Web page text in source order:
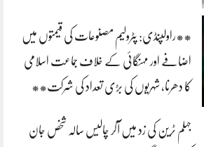
**راولپنڈی: پٹرولیم مصنوعات کی قیمتوں میں
اضافے اور مہنگائی کے خلاف جماعت اسلامی
کا دھرنا، شہریوں کی بڑی تعداد کی شرکت**
جہلم ٹرین کی زد میں آکر چالیس سالہ شخص جان